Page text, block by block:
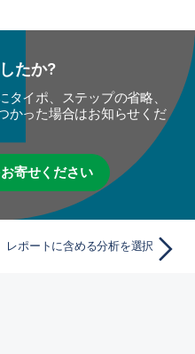
たか?
イポ、ステップの省略、
かった場合はお知らせくだ
寄せください
レポートに含める分析を選択